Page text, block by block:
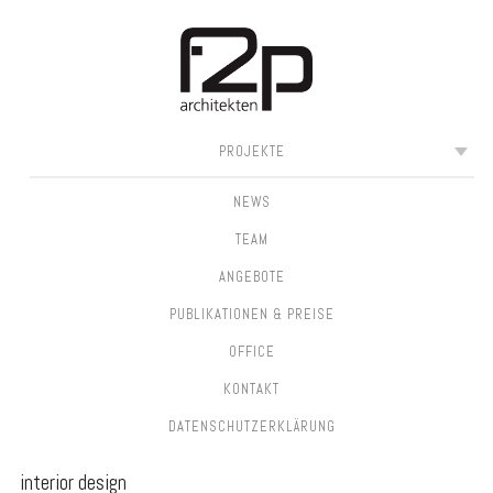
MAIN MENUPROJEKTE
NEWS
TEAM
ANGEBOTE
PUBLIKATIONEN & PREISE
OFFICE
KONTAKT
DATEN­SCHUTZ­ERKLÄRUNG
interior design